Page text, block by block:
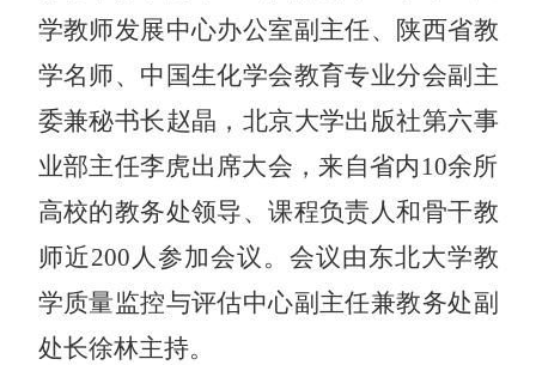
学教师发展中心办公室副主任、陕西省教
学名师、中国生化学会教育专业分会副主
委兼秘书长赵晶，北京大学出版社第六事
业部主任李虎出席大会，来自省内10余所
高校的教务处领导、课程负责人和骨干教
师近200人参加会议。会议由东北大学教
学质量监控与评估中心副主任兼教务处副
处长徐林主持。